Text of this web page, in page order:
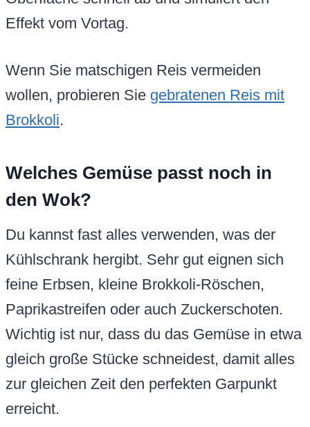
Effekt vom Vortag.
Wenn Sie matschigen Reis vermeiden
wollen, probieren Sie gebratenen Reis mit
Brokkoli.
Welches Gemüse passt noch in
den Wok?
Du kannst fast alles verwenden, was der
Kühlschrank hergibt. Sehr gut eignen sich
feine Erbsen, kleine Brokkoli-Röschen,
Paprikastreifen oder auch Zuckerschoten.
Wichtig ist nur, dass du das Gemüse in etwa
gleich große Stücke schneidest, damit alles
zur gleichen Zeit den perfekten Garpunkt
erreicht.